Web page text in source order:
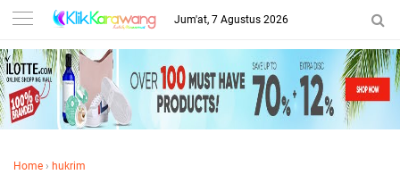
Jum'at, 7 Agustus 2026
Home › hukrim